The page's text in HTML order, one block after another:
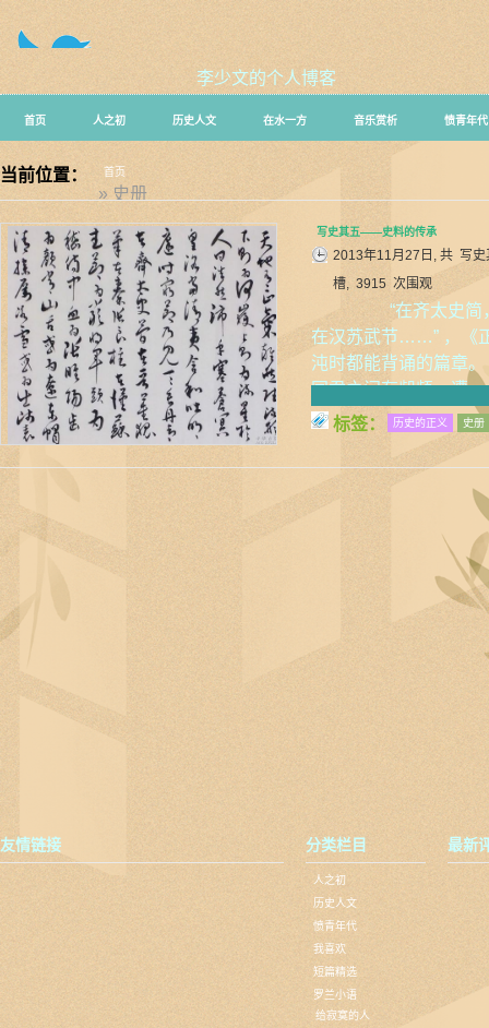
李少文的个人博客
首页 人之初 历史人文 在水一方 音乐赏析 愤青年代
当前位置： 首页
» 史册
写史其五——史料的传承
2013年11月27日, 共 写
槽, 3915 次围观
“在齐太史简，
在汉苏武节……” ，《
沌时都能背诵的篇
国君之间有龃龉，遭
标签：
历史的正义 史册
友情链接 分类栏目
人之初
历史人文
愤青年代
我喜欢
短篇精选
罗兰小语
给寂寞的人
最新